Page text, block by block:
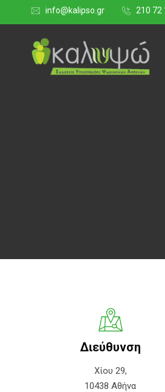
info@kalipso.gr 210 72
Διεύθυνση
Χίου 29,
10438 Αθήνα